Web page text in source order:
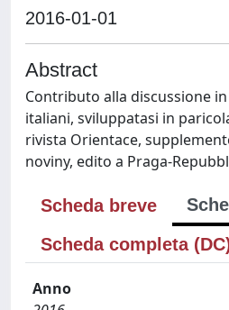
2016-01-01
Abstract
Contributo alla discussione
italiani, sviluppatasi in
rivista Orientace,
noviny, edito a Praga-
Scheda breve
Scheda completa
Anno